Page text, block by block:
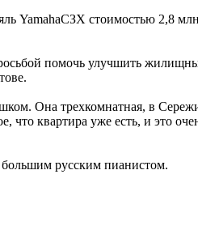
YamahaСЗХ стоимостью 2,8
помочь улучшить
Она трехкомнатная, в
квартира уже есть, и это
большим русским пианистом.